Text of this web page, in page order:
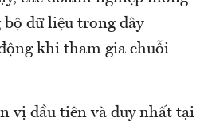
dữ liệu trong dây
khi tham gia chuỗi
vị đầu tiên và duy nhất tại